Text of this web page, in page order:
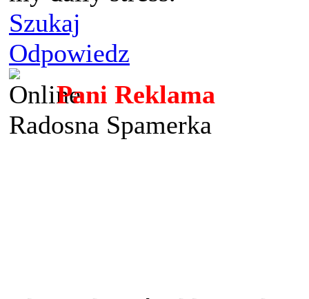
Szukaj
Odpowiedz
Pani Reklama
Radosna Spamerka